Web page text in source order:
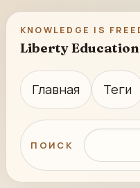
KNOWLEDGE IS
Liberty
Главная Теги
ПОИСК Поиск по